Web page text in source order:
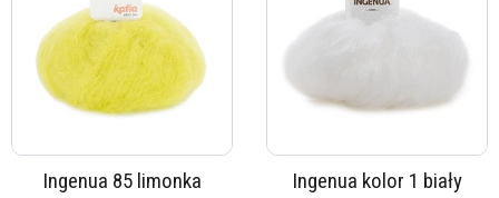
Ingenua 85 limonka Ingenua kolor 1 biały